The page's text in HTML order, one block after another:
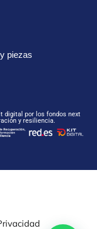
piezas
digital por los fondos next
y resiliencia.